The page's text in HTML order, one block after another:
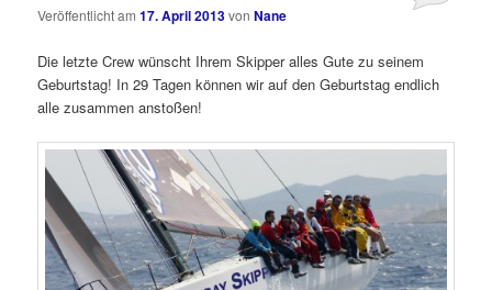
Veröffentlicht am17. April 2013vonNane
Die letzte Crew wünscht Ihrem Skipper alles Gute zu seinem
Geburtstag! In 29 Tagen können wir auf den Geburtstag endlich
alle zusammen anstoßen!